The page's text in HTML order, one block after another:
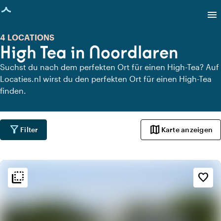
geladen
menu
High Tea in Noordlaren
4 LOCATIONS
Suchst du nach dem perfekten Ort für einen High-Tea? Auf
Locaties.nl wirst du den perfekten Ort für einen High-Tea
finden.
filter_alt Filter map Karte anzeigen
flip_to_back favorite_border
flip_to_back Ambiente und Ästhetik
spa
Botanisch